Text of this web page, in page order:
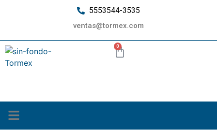
5553544-3535
ventas@tormex.com
0